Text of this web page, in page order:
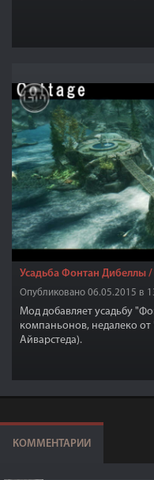
Усадьба Фонтан Дибеллы
Опубликовано 06.05.2015 в
Мод добавляет усадьбу
компаньонов, недалеко от
Айварстеда).
КОММЕНТАРИИ